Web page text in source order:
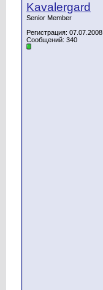
Kavalergard
Senior Member
Регистрация: 07.07.2008
Сообщений: 340